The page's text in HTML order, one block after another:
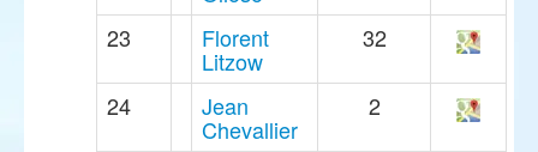
23 Florent
Litzow
32
24 Jean
Chevallier
2